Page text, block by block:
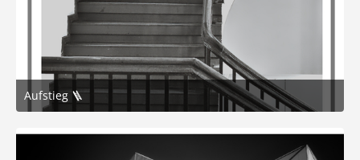
Aufstieg 🪜
9. Februar 2026 um 20:32